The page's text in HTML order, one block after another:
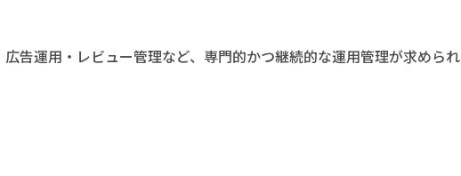
告運用・レビュー管理など、専門的かつ継続的な運用管理が求められ